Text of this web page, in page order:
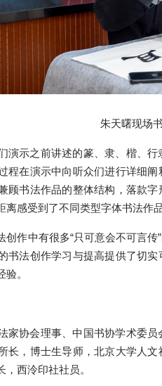
朱天曙现场
演示之前讲述的篆、隶、楷、
程在演示中向听众们进行详细
顾书法作品的整体结构，落款
感受到了不同类型字体书法作
创作中有很多“只可意会不可言
书法创作学习与提高提供了切
。
家协会理事、中国书协学术委
长，博士生导师，北京大学人
西泠印社社员。